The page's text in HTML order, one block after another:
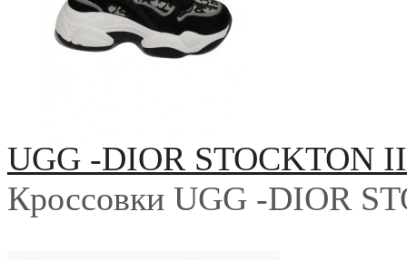
UGG -DIOR STOCKTON
Кроссовки UGG -DIOR